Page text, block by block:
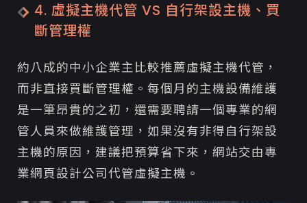
4. 虛擬主機代管 VS 自行架設主機、買
斷管理權
約八成的中小企業主比較推薦虛擬主機代管，
而非直接買斷管理權。每個月的主機設備維護
是一筆昂貴的之初，還需要聘請一個專業的網
管人員來做維護管理，如果沒有非得自行架設
主機的原因，建議把預算省下來，網站交由專
業網頁設計公司代管虛擬主機。